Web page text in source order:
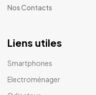
Nos Contacts
Liens utiles
Smartphones
Electroménager